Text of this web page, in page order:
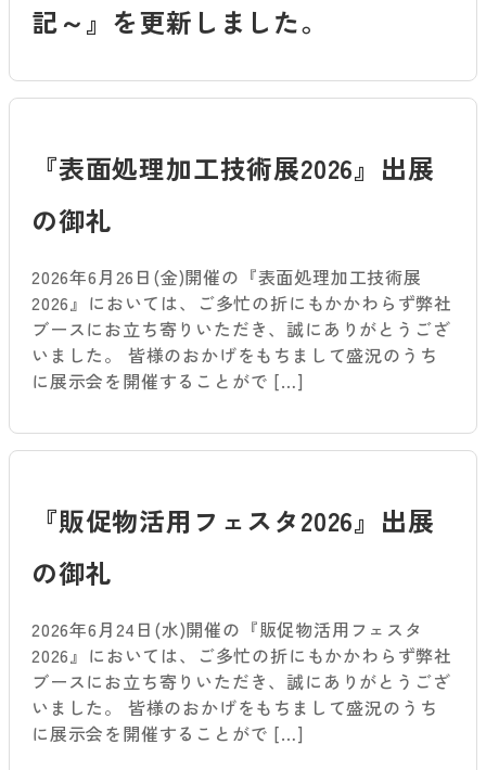
記～』を更新しました。
『表面処理加工技術展2026』出展
の御礼
2026年6月26日(金)開催の『表面処理加工技術展
2026』においては、ご多忙の折にもかかわらず弊社
ブースにお立ち寄りいただき、誠にありがとうござ
いました。 皆様のおかげをもちまして盛況のうち
に展示会を開催することがで […]
『販促物活用フェスタ2026』出展
の御礼
2026年6月24日(水)開催の『販促物活用フェスタ
2026』においては、ご多忙の折にもかかわらず弊社
ブースにお立ち寄りいただき、誠にありがとうござ
いました。 皆様のおかげをもちまして盛況のうち
に展示会を開催することがで […]